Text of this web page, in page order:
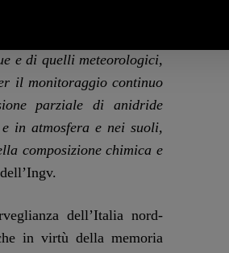
sismica già operativa.
e di quelli meteorologici,
il monitoraggio continuo
parziale di anidride
in atmosfera e nei suoli,
composizione chimica e
dell’Italia nord-
in virtù della memoria